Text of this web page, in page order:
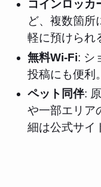
コインロッカ
ど、複数箇所
軽に預けられ
無料Wi-Fi: シ
投稿にも便利。
ペット同伴:
や一部エリア
細は公式サイ